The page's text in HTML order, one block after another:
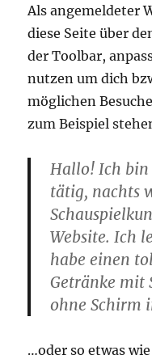
Als angemeldeter
diese Seite über
der Toolbar,
nutzen um dich
möglichen
zum Beispiel
Hallo! Ich
tätig, nachts
Website. Ich
habe einen
Getränke mit
ohne Schirm
…oder so etwas